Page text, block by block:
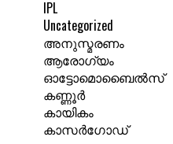
IPL
Uncategorized
അനുസ്മരണം
ആരോഗ്യം
ഓട്ടോമൊബൈൽസ്
കണ്ണൂർ
കായികം
കാസർഗോഡ്